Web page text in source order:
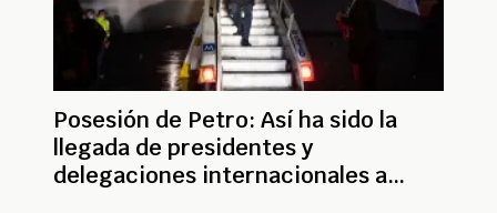
Posesión de Petro: Así ha sido la
llegada de presidentes y
delegaciones internacionales a